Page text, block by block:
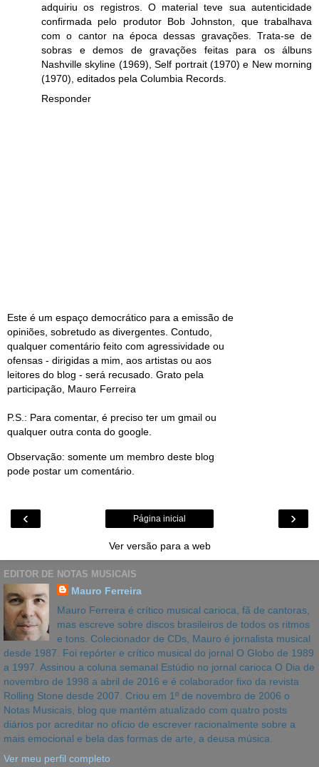
adquiriu os registros. O material teve sua autenticidade
confirmada pelo produtor Bob Johnston, que trabalhava
com o cantor na época dessas gravações. Trata-se de
sobras e demos de gravações feitas para os álbuns
Nashville skyline (1969), Self portrait (1970) e New morning
(1970), editados pela Columbia Records.
Responder
Este é um espaço democrático para a emissão de
opiniões, sobretudo as divergentes. Contudo,
qualquer comentário feito com agressividade ou
ofensas - dirigidas a mim, aos artistas ou aos
leitores do blog - será recusado. Grato pela
participação, Mauro Ferreira
P.S.: Para comentar, é preciso ter um gmail ou
qualquer outra conta do google.
Observação: somente um membro deste blog
pode postar um comentário.
‹ ›
Página inicial
Ver versão para a web
EDITOR DE NOTAS MUSICAIS
Mauro Ferreira
Mauro Ferreira é crítico musical carioca, fã de cantoras,
mas escreve sobre discos brasileiros de todos os ritmos
e tons. Colecionador de CDs, Mauro é jornalista musical
desde 1987. Foi repórter e crítico musical do jornal O Globo de 1989
a 1997. Assinou a coluna semanal Estúdio no jornal carioca O Dia de
novembro de 1998 a abril de 2016 e é colaborador fixo da revista
Rolling Stone desde 2007. Criou em 1º de novembro de 2006 o
Notas Musicais, blog que mantém atualizado com quatro posts
diários por acreditar no ofício de escrever racionalmente sobre a
mais emocional e bela das formas de arte, a deusa música.
Ver meu perfil completo